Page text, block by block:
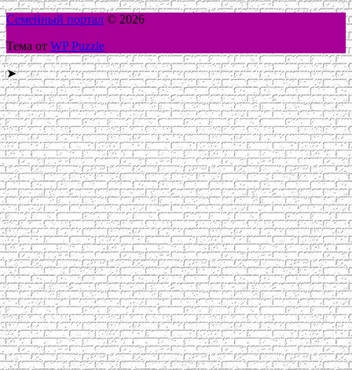
Семейный портал © 2026
Тема от WP Puzzle
➤